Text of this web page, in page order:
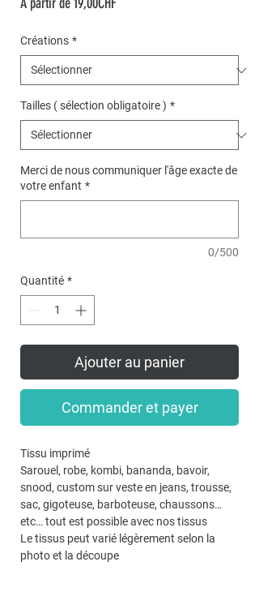
À partir de19,00CHF
Créations *
Tailles ( sélection obligatoire ) *
Merci de nous communiquer l'âge exacte de
votre enfant *
0/500
Quantité *
Ajouter au panier
Commander et payer
Tissu imprimé
Sarouel, robe, kombi, bananda, bavoir,
snood, custom sur veste en jeans, trousse,
sac, gigoteuse, barboteuse, chaussons…
etc… tout est possible avec nos tissus
Le tissus peut varié légèrement selon la
photo et la découpe